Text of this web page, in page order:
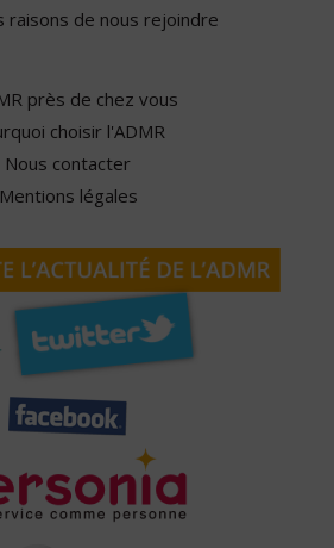
raisons de nous rejoindre
près de chez vous
choisir l'ADMR
Nous contacter
Mentions légales